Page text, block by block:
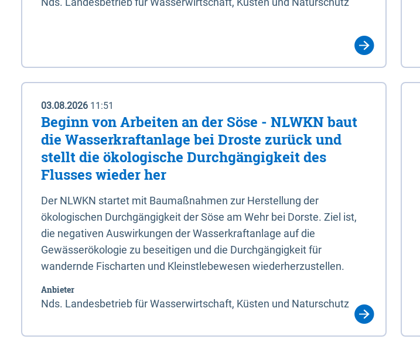
03.08.2026 11:51
Beginn von Arbeiten an der Söse - NLWKN baut
die Wasserkraftanlage bei Droste zurück und
stellt die ökologische Durchgängigkeit des
Flusses wieder her
Der NLWKN startet mit Baumaßnahmen zur Herstellung der
ökologischen Durchgängigkeit der Söse am Wehr bei Dorste. Ziel ist,
die negativen Auswirkungen der Wasserkraftanlage auf die
Gewässerökologie zu beseitigen und die Durchgängigkeit für
wandernde Fischarten und Kleinstlebewesen wiederherzustellen.
Anbieter
Nds. Landesbetrieb für Wasserwirtschaft, Küsten und Naturschutz